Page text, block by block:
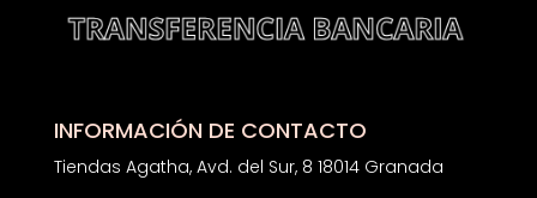
INFORMACIÓN DE CONTACTO
Tiendas Agatha, Avd. del Sur, 8 18014 Granada